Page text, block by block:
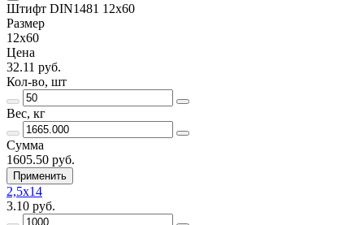
Штифт DIN1481 12х60
Размер
12х60
Цена
32.11 руб.
Кол-во, шт
Вес, кг
Сумма
1605.50 руб.
Применить
2,5х14
3.10 руб.